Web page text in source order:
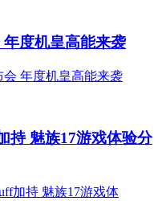
度机皇高能来袭
持 魅族17游戏体验分